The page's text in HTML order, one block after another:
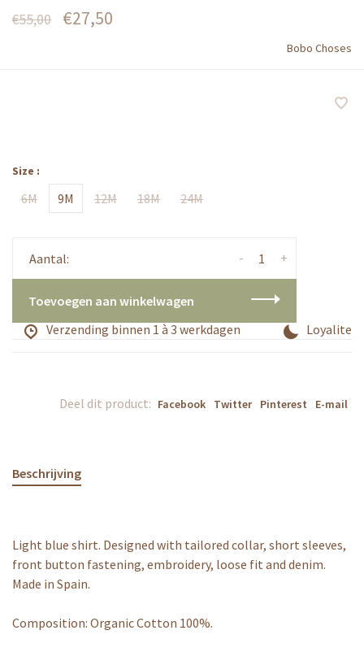
€55,00 €27,50
Bobo Choses
Size :
6M 9M 12M 18M 24M
Aantal: +
-
Toevoegen aan winkelwagen
Verzending binnen 1 à 3 werkdagen
Deel dit product: Facebook Twitter Pinterest E-mail
Beschrijving
Light blue shirt. Designed with tailored collar, short sleeves,
front button fastening, embroidery, loose fit and denim.
Made in Spain.
Composition: Organic Cotton 100%.